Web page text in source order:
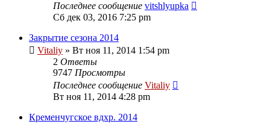
Последнее сообщение vitshlyupka
Сб дек 03, 2016 7:25 pm
Закрытие сезона 2014
Vitaliy » Вт ноя 11, 2014 1:54 pm
2 Ответы
9747 Просмотры
Последнее сообщение Vitaliy
Вт ноя 11, 2014 4:28 pm
Кременчугское вдхр. 2014